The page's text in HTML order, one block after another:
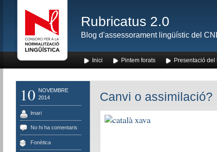
Rubricatus 2.0
Blog d'assessorament lingüístic del
Inici Pintem forats Presentació del
10
NOVEMBRE
2014
lmari
No hi ha comentaris
Fonètica
Canvi o assimilació?